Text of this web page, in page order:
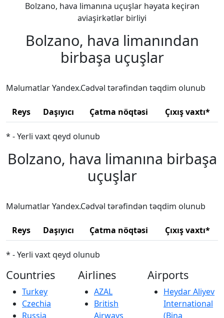
Bolzano, hava limanına uçuşlar həyata keçirən
aviaşirkətlər birliyi
Bolzano, hava limanından
birbaşa uçuşlar
Məlumatlar Yandex.Cədvəl tərəfindən təqdim olunub
Reys Daşıyıcı Çatma nöqtəsi Çıxış vaxtı*
* - Yerli vaxt qeyd olunub
Bolzano, hava limanına birbaşa
uçuşlar
Məlumatlar Yandex.Cədvəl tərəfindən təqdim olunub
Reys Daşıyıcı Çatma nöqtəsi Çıxış vaxtı*
* - Yerli vaxt qeyd olunub
Countries
Turkey
Czechia
Russia
Airlines
AZAL
British
Airways
Airports
Heydar Aliyev
International
(Bina